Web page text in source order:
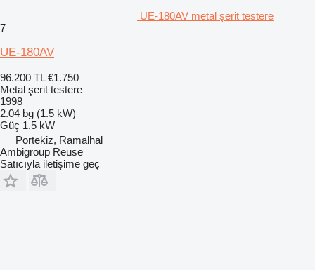
UE-180AV metal şerit testere
7
UE-180AV
96.200 TL €1.750
Metal şerit testere
1998
2.04 bg (1.5 kW)
Güç 1,5 kW
Portekiz, Ramalhal
Ambigroup Reuse
Satıcıyla iletişime geç